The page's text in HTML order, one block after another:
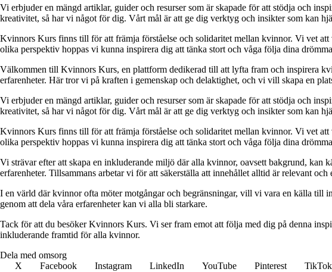
Vi erbjuder en mängd artiklar, guider och resurser som är skapade för att stödja och
kreativitet, så har vi något för dig. Vårt mål är att ge dig verktyg och insikter som kan
Kvinnors Kurs finns till för att främja förståelse och solidaritet mellan kvinnor. Vi vet att
olika perspektiv hoppas vi kunna inspirera dig att tänka stort och våga följa dina
Välkommen till Kvinnors Kurs, en plattform dedikerad till att lyfta fram och inspirera
erfarenheter. Här tror vi på kraften i gemenskap och delaktighet, och vi vill skapa en
Vi erbjuder en mängd artiklar, guider och resurser som är skapade för att stödja och
kreativitet, så har vi något för dig. Vårt mål är att ge dig verktyg och insikter som kan
Kvinnors Kurs finns till för att främja förståelse och solidaritet mellan kvinnor. Vi vet att
olika perspektiv hoppas vi kunna inspirera dig att tänka stort och våga följa dina
Vi strävar efter att skapa en inkluderande miljö där alla kvinnor, oavsett bakgrund, kan
erfarenheter. Tillsammans arbetar vi för att säkerställa att innehållet alltid är relevant och
I en värld där kvinnor ofta möter motgångar och begränsningar, vill vi vara en källa till
genom att dela våra erfarenheter kan vi alla bli starkare.
Tack för att du besöker Kvinnors Kurs. Vi ser fram emot att följa med dig på denna
inkluderande framtid för alla kvinnor.
Dela med omsorg
X
Facebook Instagram LinkedIn YouTube Pinterest TikTok